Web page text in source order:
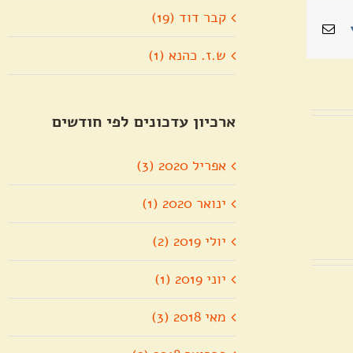
Vk
כתובת
ל"ג
קבר דוד (19)
ש.ז. כהנא (1)
ארכיון עדכונים לפי חודשים
אפריל 2020 (3)
ינואר 2020 (1)
יולי 2019 (2)
יוני 2019 (1)
מאי 2018 (3)